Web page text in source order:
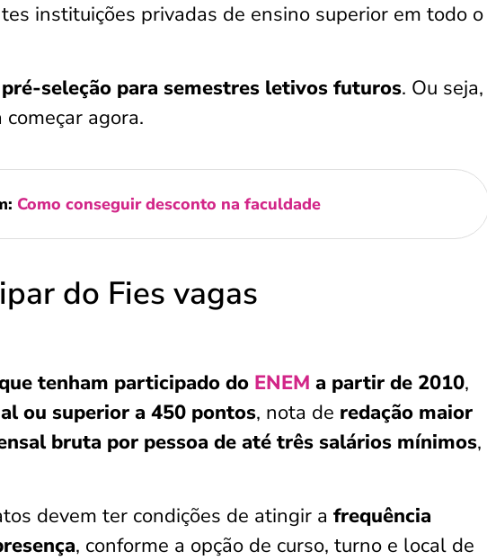
instituições privadas de ensino superior em todo o
seleção para semestres letivos futuros. Ou seja,
agora.
Como conseguir desconto na faculdade
do Fies vagas
tenham participado do ENEM a partir de 2010,
ou superior a 450 pontos, nota de redação maior
bruta por pessoa de até três salários mínimos,
devem ter condições de atingir a frequência
, conforme a opção de curso, turno e local de